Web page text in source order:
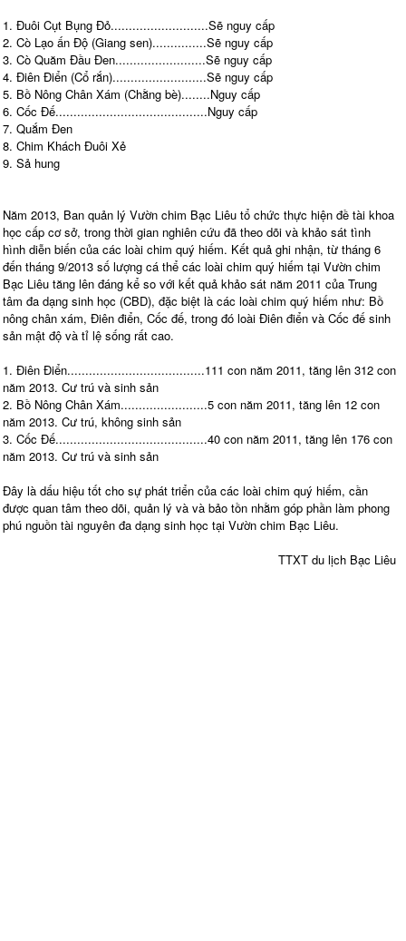
1. Đuôi Cụt Bụng Đỏ...........................Sẽ nguy cấp
2. Cò Lạo ấn Độ (Giang sen)...............Sẽ nguy cấp
3. Cò Quăm Đầu Đen.........................Sẽ nguy cấp
4. Điên Điển (Cổ rắn)..........................Sẽ nguy cấp
5. Bồ Nông Chân Xám (Chằng bè)........Nguy cấp
6. Cốc Đế..........................................Nguy cấp
7. Quắm Đen
8. Chim Khách Đuôi Xẻ
9. Sả hung
Năm 2013, Ban quản lý Vườn chim Bạc Liêu tổ chức thực hiện đề tài khoa
học cấp cơ sở, trong thời gian nghiên cứu đã theo dõi và khảo sát tình
hình diễn biến của các loài chim quý hiếm. Kết quả ghi nhận, từ tháng 6
đến tháng 9/2013 số lượng cá thể các loài chim quý hiếm tại Vườn chim
Bạc Liêu tăng lên đáng kể so với kết quả khảo sát năm 2011 của Trung
tâm đa dạng sinh học (CBD), đặc biệt là các loài chim quý hiếm như: Bồ
nông chân xám, Điên điển, Cốc đế, trong đó loài Điên điển và Cốc đế sinh
sản mật độ và tỉ lệ sống rất cao.
1. Điên Điển......................................111 con năm 2011, tăng lên 312 con
năm 2013. Cư trú và sinh sản
2. Bồ Nông Chân Xám........................5 con năm 2011, tăng lên 12 con
năm 2013. Cư trú, không sinh sản
3. Cốc Đế..........................................40 con năm 2011, tăng lên 176 con
năm 2013. Cư trú và sinh sản
Đây là dấu hiệu tốt cho sự phát triển của các loài chim quý hiếm, cần
được quan tâm theo dõi, quản lý và và bảo tồn nhằm góp phần làm phong
phú nguồn tài nguyên đa dạng sinh học tại Vườn chim Bạc Liêu.
TTXT du lịch Bạc Liêu